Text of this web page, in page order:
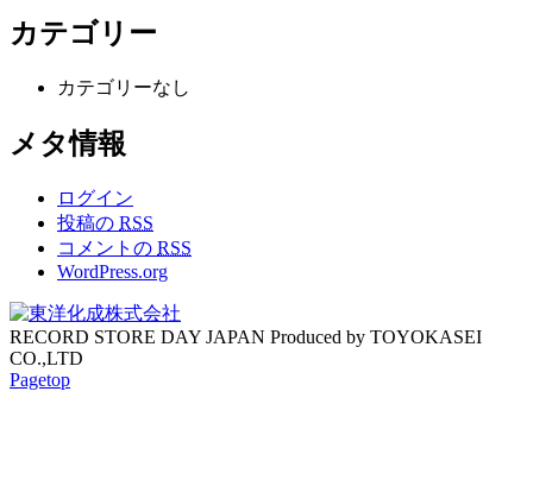
カテゴリー
カテゴリーなし
メタ情報
ログイン
投稿の RSS
コメントの RSS
WordPress.org
RECORD STORE DAY JAPAN Produced by TOYOKASEI
CO.,LTD
Pagetop